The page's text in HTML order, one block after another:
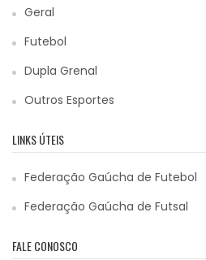
Geral
Futebol
Dupla Grenal
Outros Esportes
LINKS ÚTEIS
Federação Gaúcha de Futebol
Federação Gaúcha de Futsal
FALE CONOSCO